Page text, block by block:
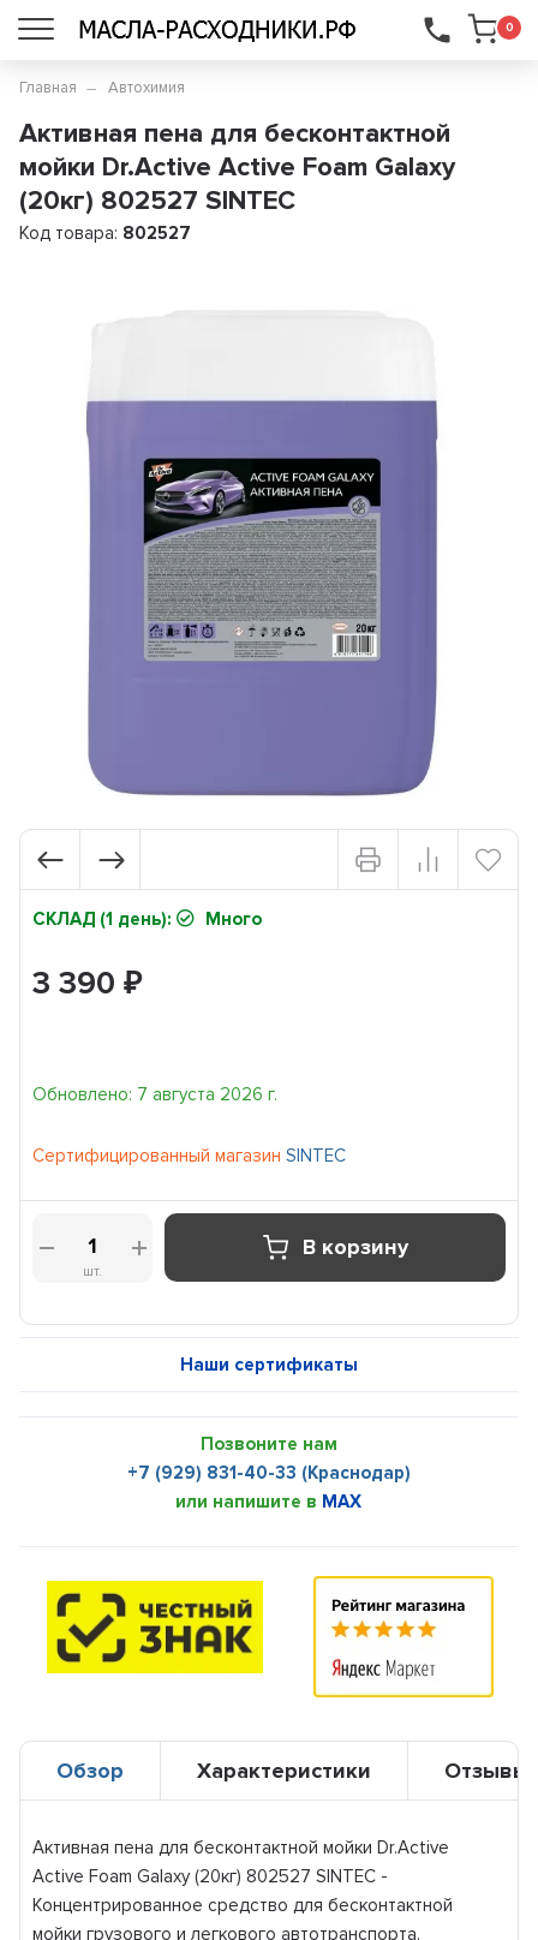
0
...
Главная Автохимия
Активная пена для бесконтактной
мойки Dr.Active Active Foam Galaxy
(20кг) 802527 SINTEC
Код товара: 802527
СКЛАД (1 день): Много
3 390₽
Обновлено: 7 августа 2026 г.
Сертифицированный магазинSINTEC
шт.
В корзину
Наши сертификаты
Позвоните нам
+7 (929) 831-40-33 (Краснодар)
или напишите в MAX
Обзор Характеристики Отзывы
Активная пена для бесконтактной мойки Dr.Active
Active Foam Galaxy (20кг) 802527 SINTEC -
Концентрированное средство для бесконтактной
мойки грузового и легкового автотранспорта.